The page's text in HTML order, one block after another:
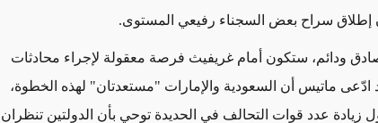
إطلاق سراح بعض السجناء رفيعي المستوى.
ودائم، ستكون أمام غريفيث فرصة معقولة لإجراء محادثات
ادّعى ماتيس أن السعودية والإمارات "مستعدتان" لهذه الخطوة،
زيادة عدد قوات التحالف في الحديدة توحي بأن الدولتين تنظران